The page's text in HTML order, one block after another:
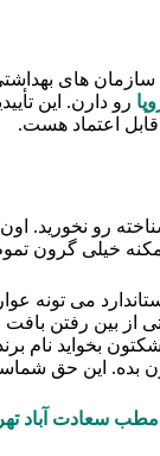
سازمان‌ های
رو دارن. این
اعتماد هست.
رو نخورید.
خیلی گرون
می‌ تونه
از بین رفتن بافت
بخواید نام
بده. این حق
مطب سعادت آباد